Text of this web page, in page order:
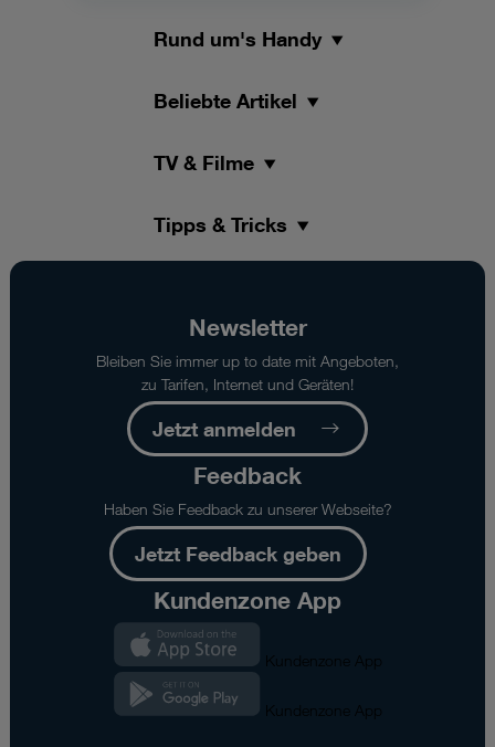
Rund um's Handy
Beliebte Artikel
TV & Filme
Tipps & Tricks
Newsletter
Bleiben Sie immer up to date mit Angeboten,
zu Tarifen, Internet und Geräten!
Jetzt anmelden
Feedback
Haben Sie Feedback zu unserer Webseite?
Jetzt Feedback geben
Kundenzone App
Kundenzone App
Kundenzone App